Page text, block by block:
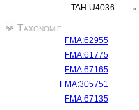
TAH:U4036
Taxonomie
FMA:62955
FMA:61775
FMA:67165
FMA:305751
FMA:67135